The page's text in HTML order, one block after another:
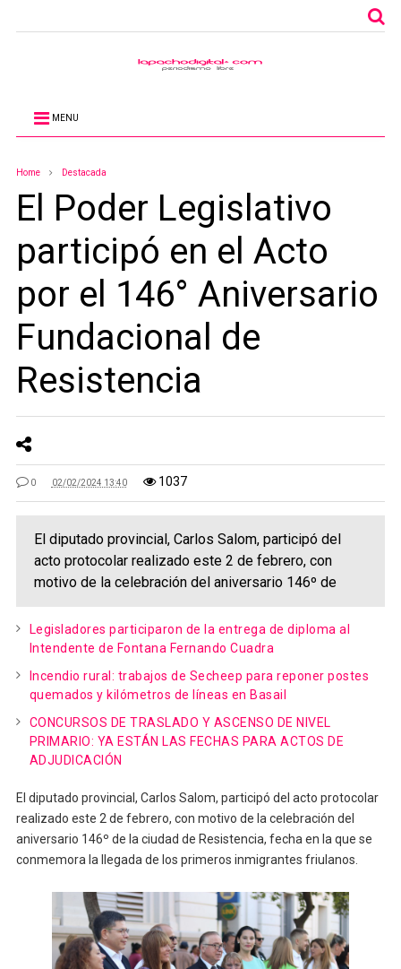
MENU
Home Destacada
El Poder Legislativo
participó en el Acto
por el 146° Aniversario
Fundacional de
Resistencia
0 02/02/2024 13:40 1037
El diputado provincial, Carlos Salom, participó del
acto protocolar realizado este 2 de febrero, con
motivo de la celebración del aniversario 146º de
Legisladores participaron de la entrega de diploma al
Intendente de Fontana Fernando Cuadra
Incendio rural: trabajos de Secheep para reponer postes
quemados y kilómetros de líneas en Basail
CONCURSOS DE TRASLADO Y ASCENSO DE NIVEL
PRIMARIO: YA ESTÁN LAS FECHAS PARA ACTOS DE
ADJUDICACIÓN
El diputado provincial, Carlos Salom, participó del acto protocolar
realizado este 2 de febrero, con motivo de la celebración del
aniversario 146º de la ciudad de Resistencia, fecha en la que se
conmemora la llegada de los primeros inmigrantes friulanos.